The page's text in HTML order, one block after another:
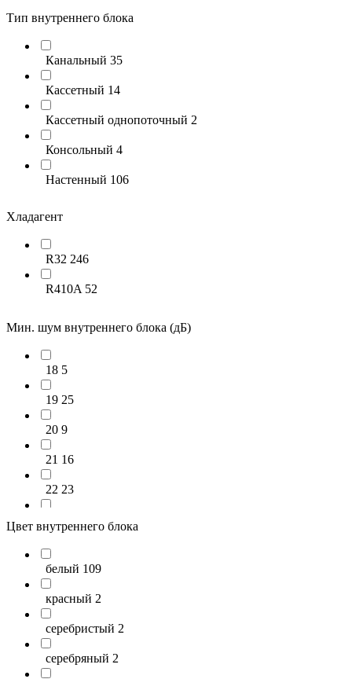
Тип внутреннего блока
Канальный 35
Кассетный 14
Кассетный однопоточный 2
Консольный 4
Настенный 106
Хладагент
R32 246
R410A 52
Мин. шум внутреннего блока (дБ)
18 5
19 25
20 9
21 16
22 23
24
25
26
27
28
Цвет внутреннего блока
белый 109
красный 2
серебристый 2
серебряный 2